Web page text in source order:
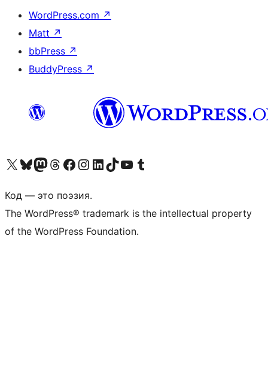
WordPress.com ↗
Matt ↗
bbPress ↗
BuddyPress ↗
Посетите нас в X (ранее Twitter)
Посетите нашу учётную запись в Bluesky
Посетите нашу ленту в Mastodon
Посетите нашу учётную запись в Threads
Посетите нашу страницу на Facebook
Посетите наш Instagram
Посетите нашу страницу в LinkedIn
Посетите нашу учётную запись в TikTok
Посетите наш канал YouTube
Посетите нашу учётную запись в Tumblr
Код — это поэзия.
The WordPress® trademark is the intellectual property
of the WordPress Foundation.